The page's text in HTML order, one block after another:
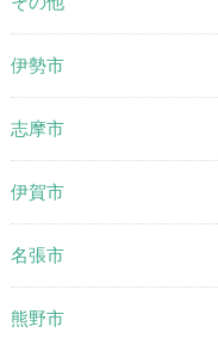
伊勢市
志摩市
伊賀市
名張市
熊野市